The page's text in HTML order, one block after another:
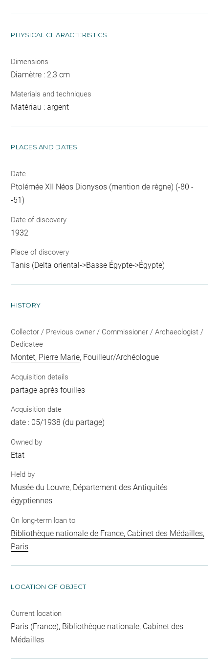
PHYSICAL CHARACTERISTICS
Dimensions
Diamètre : 2,3 cm
Materials and techniques
Matériau : argent
PLACES AND DATES
Date
Ptolémée XII Néos Dionysos (mention de règne) (-80 -
-51)
Date of discovery
1932
Place of discovery
Tanis (Delta oriental->Basse Égypte->Égypte)
HISTORY
Collector / Previous owner / Commissioner / Archaeologist /
Dedicatee
Montet, Pierre Marie, Fouilleur/Archéologue
Acquisition details
partage après fouilles
Acquisition date
date : 05/1938 (du partage)
Owned by
Etat
Held by
Musée du Louvre, Département des Antiquités
égyptiennes
On long-term loan to
Bibliothèque nationale de France, Cabinet des Médailles,
Paris
LOCATION OF OBJECT
Current location
Paris (France), Bibliothèque nationale, Cabinet des
Médailles